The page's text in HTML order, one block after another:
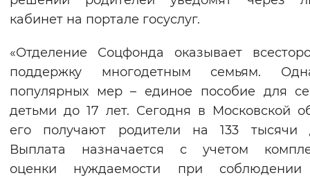
кабинет на портале госуслуг.
«Отделение Соцфонда оказывает
поддержку многодетным семьям.
популярных мер – единое пособие для
детьми до 17 лет. Сегодня в Московской
его получают родители на 133 тысячи
Выплата назначается с учетом
оценки нуждаемости при